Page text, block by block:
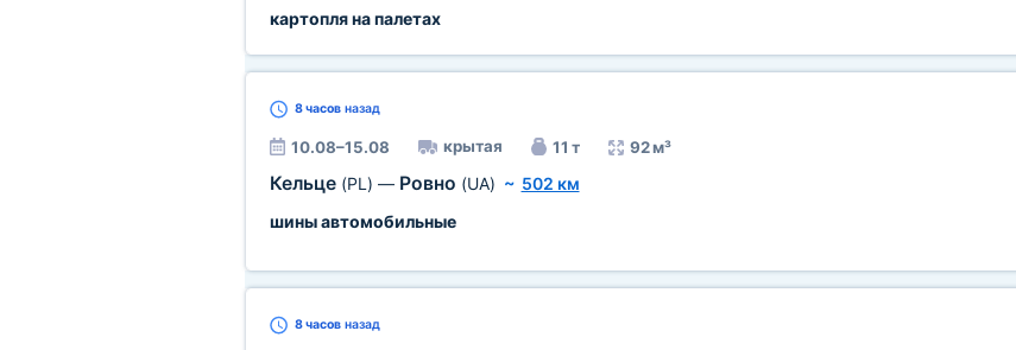
картопля на палетах
8 часовназад
10.08–15.08 крытая 11 т 92 м³
Кельце (PL) — Ровно (UA) ~ 502 км
шины автомобильные
8 часовназад